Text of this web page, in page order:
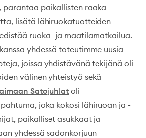
parantaa paikallisten raaka-
lisätä lähiruokatuotteiden
ruoka- ja maatilamatkailua.
yhdessä toteutimme uusia
joissa yhdistävänä tekijänä oli
välinen yhteistyö sekä
Satojuhlat oli
joka kokosi lähiruoan ja -
paikalliset asukkaat ja
yhdessä sadonkorjuun